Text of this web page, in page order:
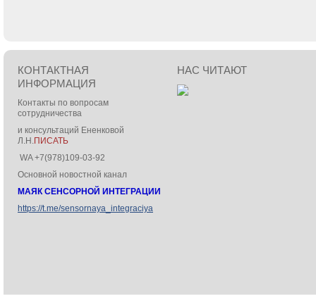
КОНТАКТНАЯ
ИНФОРМАЦИЯ
Контакты по вопросам
сотрудничества
и консультаций Ененковой
Л.Н.ПИСАТЬ
WA +7(978)109-03-92
Основной новостной канал
МАЯК СЕНСОРНОЙ ИНТЕГРАЦИИ
https://t.me/sensornaya_integraciya
НАС ЧИТАЮТ